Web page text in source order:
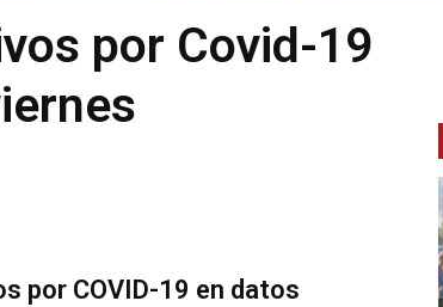
por Covid-19
por COVID-19 en datos